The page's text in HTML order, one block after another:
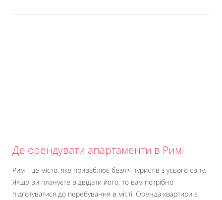
Де орендувати апартаменти в Римі
Рим - це місто, яке приваблює безліч туристів з усього світу.
Якщо ви плануєте відвідати його, то вам потрібно
підготуватися до перебування в місті. Оренда квартири є